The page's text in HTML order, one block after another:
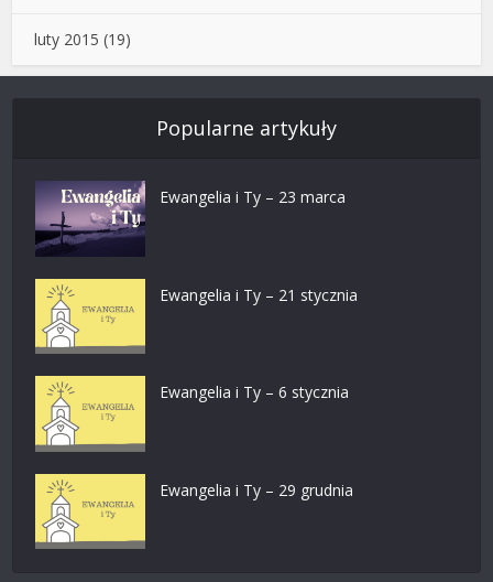
luty 2015 (19)
Popularne artykuły
Ewangelia i Ty – 23 marca
Ewangelia i Ty – 21 stycznia
Ewangelia i Ty – 6 stycznia
Ewangelia i Ty – 29 grudnia